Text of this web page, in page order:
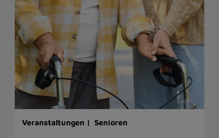
Veranstaltungen | Senioren